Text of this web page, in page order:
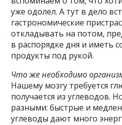
уже одолел. А тут в дело
гастрономические
откладывать на потом,
в распорядке дня и иметь
продукты под рукой.
Что же необходимо
Нашему мозгу требуется
получается из углеводов.
разными: быстрые и
углеводы дают много